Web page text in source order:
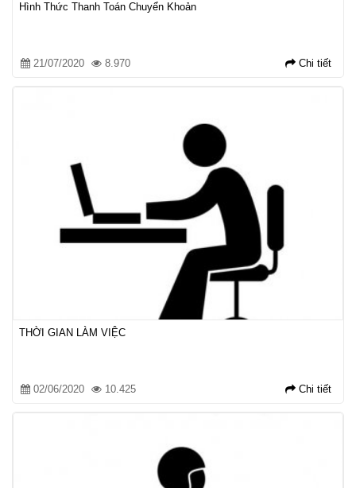
Hình Thức Thanh Toán Chuyển Khoản
21/07/2020 8.970 Chi tiết
THỜI GIAN LÀM VIỆC
02/06/2020 10.425 Chi tiết